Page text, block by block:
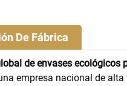
De Fábrica
de envases
empresa nacional de